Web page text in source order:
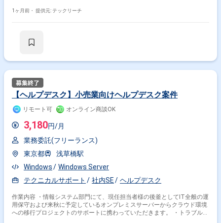
し、企業都合退場は対象外） ※20代〜30代が中心で活気ある雰囲気です。
JLPT(N1)もしくはJPT700点以上のビジネス上級レベル必須 ・週5日稼働
1ヶ月前・ 提供元: テックリーチ
【ヘルプデスク】小売業向けヘルプデスク案件
リモート可 オンライン商談OK
3,180円/月
業務委託(フリーランス)
東京都
浅草橋駅
Windows
Windows Server
テクニカルサポート
社内SE ヘルプデスク
作業内容 ・情報システム部門にて、現任担当者様の後釜としてIT全般の運
用保守および来秋に予定しているオンプレミスサーバーからクラウド環境
への移行プロジェクトのサポートに携わっていただきます。 ・トラブルサ